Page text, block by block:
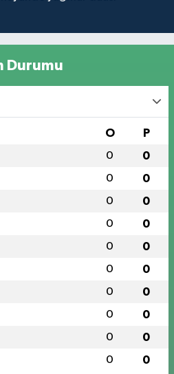
Durumu
O P
0 0
0 0
0 0
0 0
0 0
0 0
0 0
0 0
0 0
0 0